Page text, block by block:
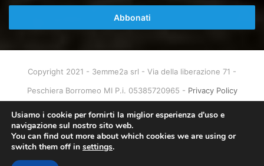
tuo
mail
Copyright 2021 - 3emme2a srl - Via della liberazione 71 -
Peschiera Borromeo MI P.i. 05385720965 - Privacy Policy
Facebook
X You Instagram
Usiamo i cookie per fornirti la miglior esperienza d'uso e
navigazione sul nostro sito web.
You can find out more about which cookies we are using or
switch them off in settings.